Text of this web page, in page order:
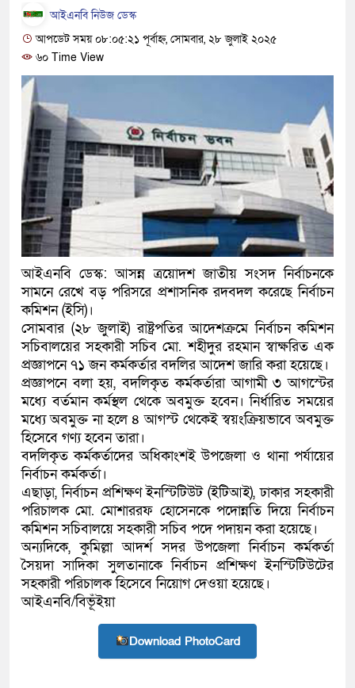
গাজীপুরে সাতজনকে হত্যার
হারুনসহ ১০ জন
ঢাকার চারপাশে সচল হবে নৌপথ,
রাজধানীর দুই মেট্রো স্টেশনে
আদালতকে বলতে চাইলাম
লতিফ সিদ্দিকী
নতুন মামলায় গ্রেফতার
কলিমউল্লাহকে (ভিডিও)
আইএনবি নিউজ ডেস্ক
আপডেট সময় ০৮:০৫:২১ পূর্বাহ্ন, সোমবার, ২৮ জুলাই ২০২৫
৬০ Time View
আইএনবি ডেস্ক: আসন্ন ত্রয়োদশ জাতীয় সংসদ নির্বাচনকে
সামনে রেখে বড় পরিসরে প্রশাসনিক রদবদল করেছে নির্বাচন
কমিশন (ইসি)।
সোমবার (২৮ জুলাই) রাষ্ট্রপতির আদেশক্রমে নির্বাচন কমিশন
সচিবালয়ের সহকারী সচিব মো. শহীদুর রহমান স্বাক্ষরিত এক
প্রজ্ঞাপনে ৭১ জন কর্মকর্তার বদলির আদেশ জারি করা হয়েছে।
প্রজ্ঞাপনে বলা হয়, বদলিকৃত কর্মকর্তারা আগামী ৩ আগস্টের
মধ্যে বর্তমান কর্মস্থল থেকে অবমুক্ত হবেন। নির্ধারিত সময়ের
মধ্যে অবমুক্ত না হলে ৪ আগস্ট থেকেই স্বয়ংক্রিয়ভাবে অবমুক্ত
হিসেবে গণ্য হবেন তারা।
বদলিকৃত কর্মকর্তাদের অধিকাংশই উপজেলা ও থানা পর্যায়ের
নির্বাচন কর্মকর্তা।
এছাড়া, নির্বাচন প্রশিক্ষণ ইনস্টিটিউট (ইটিআই), ঢাকার সহকারী
পরিচালক মো. মোশাররফ হোসেনকে পদোন্নতি দিয়ে নির্বাচন
কমিশন সচিবালয়ে সহকারী সচিব পদে পদায়ন করা হয়েছে।
অন্যদিকে, কুমিল্লা আদর্শ সদর উপজেলা নির্বাচন কর্মকর্তা
সৈয়দা সাদিকা সুলতানাকে নির্বাচন প্রশিক্ষণ ইনস্টিটিউটের
সহকারী পরিচালক হিসেবে নিয়োগ দেওয়া হয়েছে।
আইএনবি/বিভূঁইয়া
Download PhotoCard